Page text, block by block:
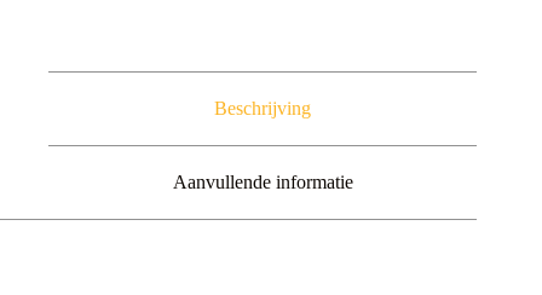
Beschrijving
Aanvullende informatie